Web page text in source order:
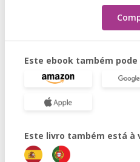
Este ebook também
Este livro também está à